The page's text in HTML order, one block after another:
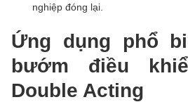
nghiệp đóng lại.
Ứng dụng phổ
bướm điều
Double Acting